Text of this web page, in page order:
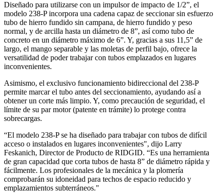
Diseñado para utilizarse con un impulsor de impacto de 1/2”, el
modelo 238-P incorpora una cadena capaz de seccionar sin esfuerzo
tubo de hierro fundido sin campana, de hierro fundido y peso
normal, y de arcilla hasta un diámetro de 8”, así como tubo de
concreto en un diámetro máximo de 6”. Y, gracias a sus 11,5” de
largo, el mango separable y las moletas de perfil bajo, ofrece la
versatilidad de poder trabajar con tubos emplazados en lugares
inconvenientes.
Asimismo, el exclusivo funcionamiento bidireccional del 238-P
permite marcar el tubo antes del seccionamiento, ayudando así a
obtener un corte más limpio. Y, como precaución de seguridad, el
límite de su par motor (patente en trámite) lo protege contra
sobrecargas.
“El modelo 238-P se ha diseñado para trabajar con tubos de difícil
acceso o instalados en lugares inconvenientes", dijo Larry
Feskanich, Director de Producto de RIDGID. “Es una herramienta
de gran capacidad que corta tubos de hasta 8” de diámetro rápida y
fácilmente. Los profesionales de la mecánica y la plomería
comprobarán su idoneidad para techos de espacio reducido y
emplazamientos subterráneos."